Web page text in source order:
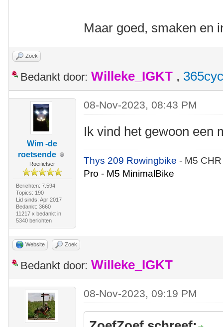
Maar goed, smaken en
Zoek
Bedankt door: Willeke_IGKT ,
Wim -de
roetsende
Roeifietser
Berichten: 7.594
Topics: 190
Lid sinds: Apr 2017
Bedankt: 3660
11217 x bedankt in
5340 berichten
08-Nov-2023, 08:43 PM
Ik vind het gewoon
Thys 209 Rowingbike- M5
Pro - M5 MinimalBike
Website Zoek
Bedankt door: Willeke_IGKT
08-Nov-2023, 09:19 PM